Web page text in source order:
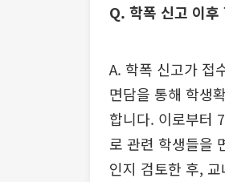
Q. 학폭 신고 이후
A. 학폭 신고가 접
면담을 통해 학생
합니다. 이로부터
로 관련 학생들을
인지 검토한 후,